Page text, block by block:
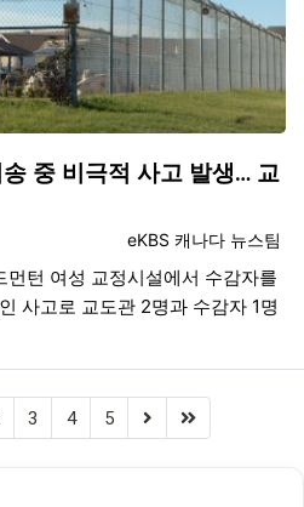
중 비극적 사고 발생… 교
등록자
eKBS 캐나다 뉴스팀
턴 여성 교정시설에서 수감자를
사고로 교도관 2명과 수감자 1명
3 4 5 (next)(last)